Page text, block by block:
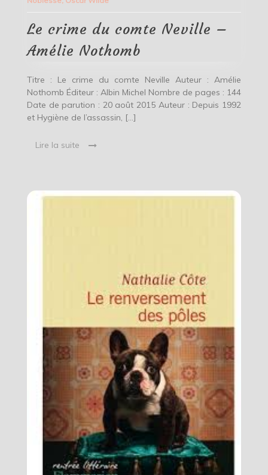
–
Amélie
Le crime du comte Neville –
Amélie Nothomb
Titre : Le crime du comte Neville Auteur : Amélie
Nothomb Éditeur : Albin Michel Nombre de pages : 144
Date de parution : 20 août 2015 Auteur : Depuis 1992
et Hygiène de l’assassin, […]
Lire la suite